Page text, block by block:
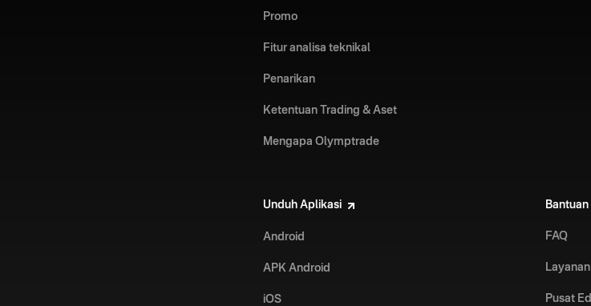
Promo
Fitur analisa teknikal
Penarikan
Ketentuan Trading & Aset
Mengapa Olymptrade
Unduh Aplikasi
Android
APK Android
iOS
Bantuan
FAQ
Pusat